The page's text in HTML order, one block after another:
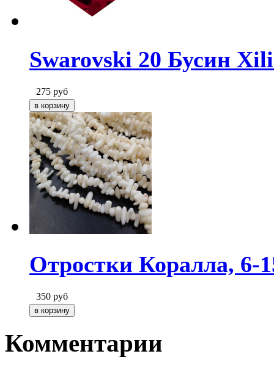
Swarovski 20 Бусин
275 руб
Отростки Коралла,
350 руб
Комментарии